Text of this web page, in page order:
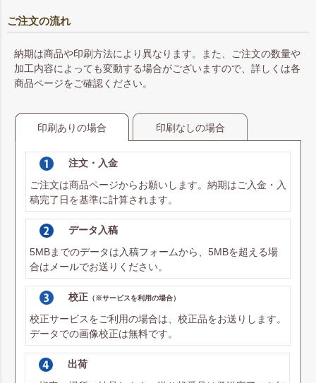
ご注文の流れ
納期は商品や印刷方法により異なります。また、ご注文の数量や
加工内容によっても変動する場合がございますので、詳しくは各
商品ページをご確認ください。
印刷ありの場合 印刷なしの場合
注文・入金
ご注文は商品ページからお願いします。納期はご入金・入
稿完了日を基準に計算されます。
データ入稿
5MBまでのデータは 入稿フォームから、5MBを超える場
合は メールでお送りください。
校正 （※サービスを利用の場合）
校正サービスをご利用の場合は、校正品をお送りします。
データでの画像校正は無料です。
出荷